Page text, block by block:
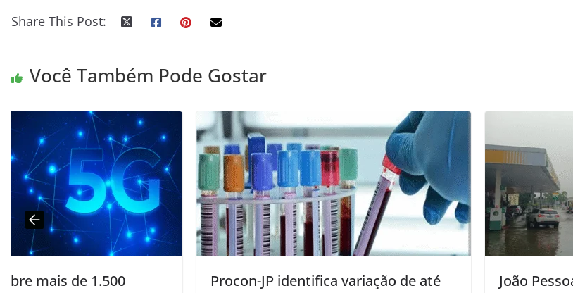
Share This Post:
Você Também Pode Gostar
Procon-JP identifica variação de até
João Pessoa mantém alerta de